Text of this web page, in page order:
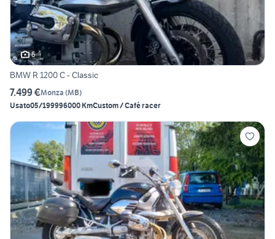
6
BMW R 1200 C - Classic
7.499 €Monza (MB)
Usato05/199996000 KmCustom / Café racer